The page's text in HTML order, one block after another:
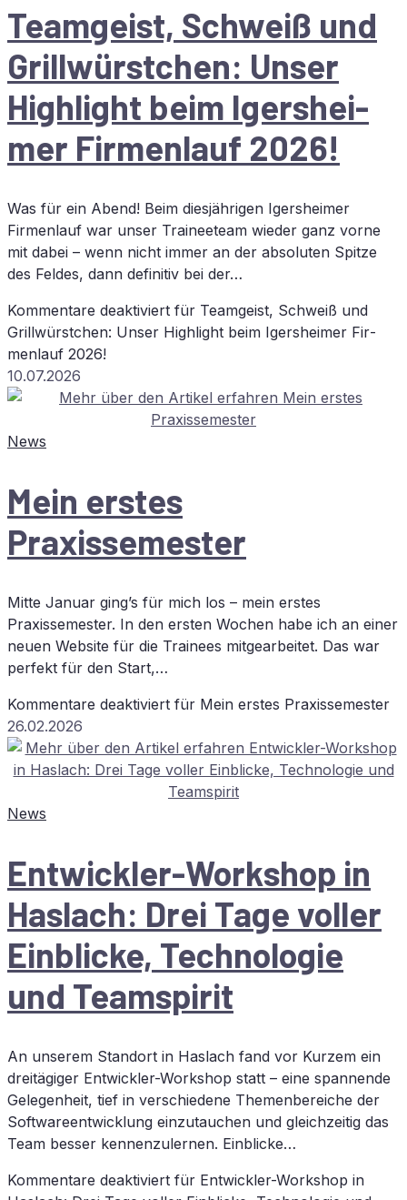
Team­geist, Schweiß und
Grill­würst­chen: Un­ser
High­light beim Igers­hei­
mer Fir­men­lauf 2026!
Was für ein Abend! Beim diesjährigen Igersheimer
Firmenlauf war unser Traineeteam wieder ganz vorne
mit dabei – wenn nicht immer an der absoluten Spitze
des Feldes, dann definitiv bei der…
Kommentare deaktiviert für Team­geist, Schweiß und
Grill­würst­chen: Un­ser High­light beim Igers­hei­mer Fir­
men­lauf 2026!
10.07.2026
News
Mein ers­tes
Praxissemester
Mitte Januar ging’s für mich los – mein erstes
Praxissemester. In den ersten Wochen habe ich an einer
neuen Website für die Trainees mitgearbeitet. Das war
perfekt für den Start,…
Kommentare deaktiviert für Mein ers­tes Praxissemester
26.02.2026
News
Ent­wick­ler-Work­shop in
Has­lach: Drei Tage vol­ler
Ein­bli­cke, Tech­no­lo­gie
und Teamspirit
An unserem Standort in Haslach fand vor Kurzem ein
dreitägiger Entwickler-Workshop statt – eine spannende
Gelegenheit, tief in verschiedene Themenbereiche der
Softwareentwicklung einzutauchen und gleichzeitig das
Team besser kennenzulernen. Einblicke…
Kommentare deaktiviert für Ent­wick­ler-Work­shop in